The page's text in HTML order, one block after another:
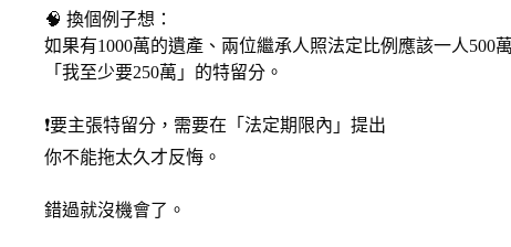
🧠 換個例子想：
如果有1000萬的遺產、兩位繼承人照法定比例應該一人500
「我至少要250萬」的特留分。
❗️要主張特留分，需要在「法定期限內」提出
你不能拖太久才反悔。
錯過就沒機會了。